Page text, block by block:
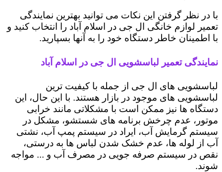
با در نظر گرفتن این نکات می توانید بهترین نمایندگی
تعمیر لوازم خانگی ال جی در اسلام آباد را انتخاب کنید و
با اطمینان خاطر دستگاه خود را به آنها بسپارید.
نمایندگی تعمیر لباسشویی ال جی در اسلام آباد
لباسشویی های ال جی از جمله با کیفیت ترین
لباسشویی های موجود در بازار هستند. با این حال، این
دستگاه ها نیز ممکن است با مشکلاتی مانند خرابی
موتور، عدم چرخش برنامه های شستشو، مشکل در
سیستم گرمایش آب، ایراد در سیستم پمپ آب، نشتی
آب از لوله ها، عدم خشک شدن لباس ها به درستی،
نقص در سیستم صرفه جویی در مصرف آب و ... مواجه
شوند.